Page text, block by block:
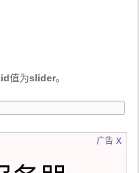
id值为slider。
广告 x